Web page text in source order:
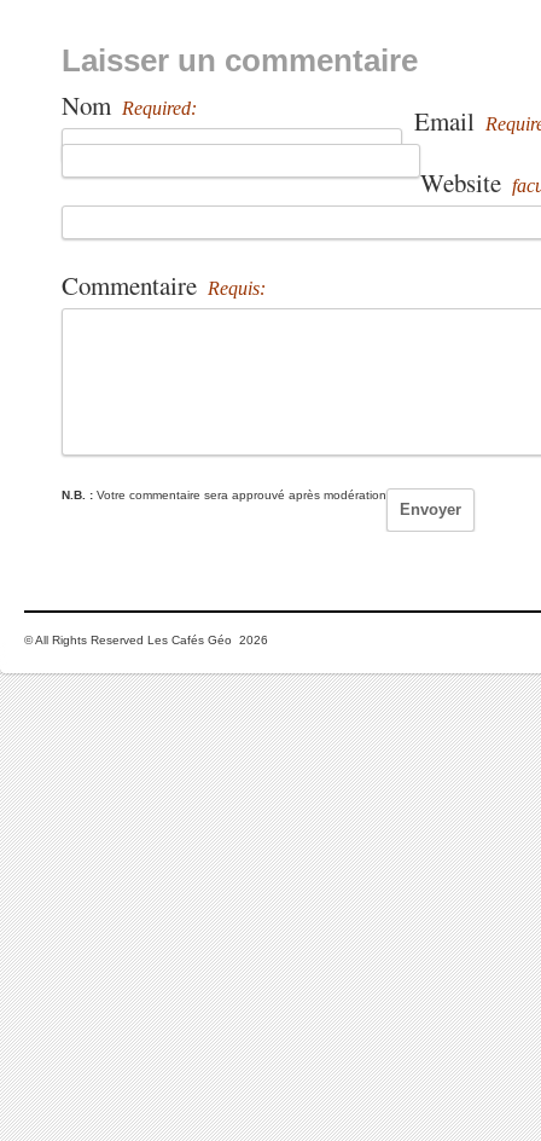
Laisser un commentaire
Nom Required: Email
Website
Commentaire Requis:
N.B. : Votre commentaire sera approuvé après modération
© All Rights Reserved Les Cafés Géo 2026